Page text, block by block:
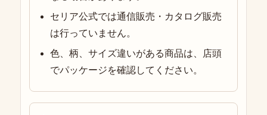
セリア公式では通信販売・カタログ販売
は行っていません。
色、柄、サイズ違いがある商品は、店頭
でパッケージを確認してください。